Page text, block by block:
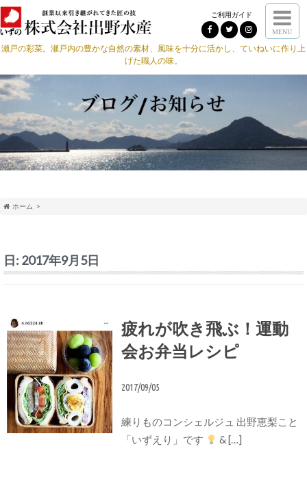
ご利用ガイド
MENU
瀬戸の彩菜。瀬戸内の豊かな自然の素材、風味を十分に活かし、ていねいに作り上
げた職人の味。
ホーム
日: 2017年9月5日
疲れが吹き飛ぶ！運動
会お弁当レシピ
2017/09/05
練りものコンシェルジュ 出野恵梨こと
「いずえり」です
& […]